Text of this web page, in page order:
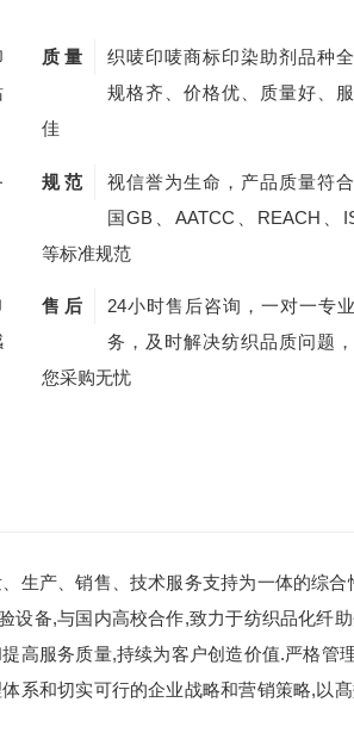
质 量
织唛印唛商标印染助剂品种全
规格齐、价格优、质量好、
佳
规 范
视信誉为生命，产品质量符
国GB、AATCC、REACH、
等标准规范
售 后
24小时售后咨询，一对一专
务，及时解决纺织品质问题
您采购无忧
生产、销售、技术服务支持为一体的综
设备,与国内高校合作,致力于纺织品化纤
高服务质量,持续为客户创造价值.严格管
系和切实可行的企业战略和营销策略,以